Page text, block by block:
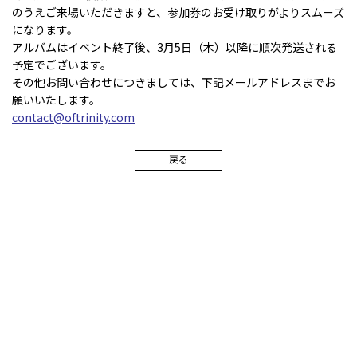
のうえご来場いただきますと、参加券のお受け取りがよりスムーズ
になります。
アルバムはイベント終了後、3月5日（木）以降に順次発送される
予定でございます。
その他お問い合わせにつきましては、下記メールアドレスまでお
願いいたします。
contact@oftrinity.com
戻る